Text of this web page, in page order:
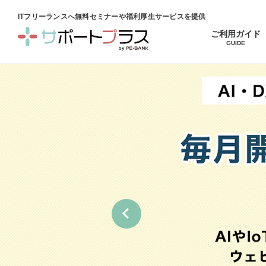
ITフリーランスへ無料セミナーや福利厚生サービスを提供
ご利用ガイド
GUIDE